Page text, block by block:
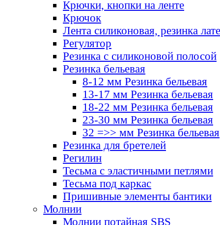
Крючки, кнопки на ленте
Крючок
Лента силиконовая, резинка
Регулятор
Резинка с силиконовой полосой
Резинка бельевая
8-12 мм Резинка бельевая
13-17 мм Резинка бельевая
18-22 мм Резинка бельевая
23-30 мм Резинка бельевая
32 =>> мм Резинка бельевая
Резинка для бретелей
Регилин
Тесьма с эластичными петлями
Тесьма под каркас
Пришивные элементы бантики
Молнии
Молнии потайная SBS